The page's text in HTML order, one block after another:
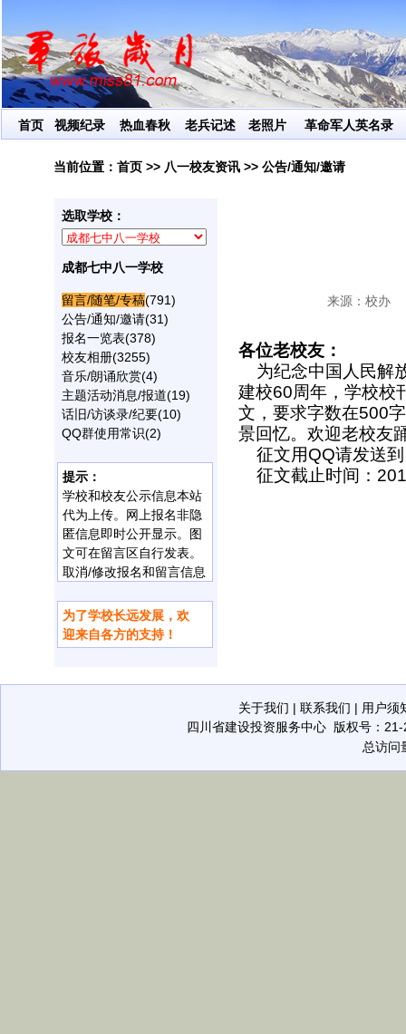
首页 视频纪录 热血春秋 老兵记述 老照片 革命军人英名录
当前位置： 首页 >> 八一校友资讯 >> 公告/通知/邀请
选取学校：
成都七中八一学校
留言/随笔/专稿(791)
公告/通知/邀请(31)
报名一览表(378)
校友相册(3255)
音乐/朗诵欣赏(4)
主题活动消息/报道(19)
话旧/访谈录/纪要(10)
QQ群使用常识(2)
提示：
学校和校友公示信息本站
代为上传。网上报名非隐
匿信息即时公开显示。图
文可在留言区自行发表。
取消/修改报名和留言信息
校（含分校）用一个校
名。共享网址分别集中链
接。校方信息均免费上
联系网管请致——
为了学校长远发展，欢
迎来自各方的支持！
来源：校办
各位老校友：
为纪念中国人民解
建校60周年，学校校
文，要求字数在500
景回忆。欢迎老校友
征文用QQ请发送
征文截止时间：
关于我们 | 联系我们 | 用户须
四川省建设投资服务中心 版权号：
总访问